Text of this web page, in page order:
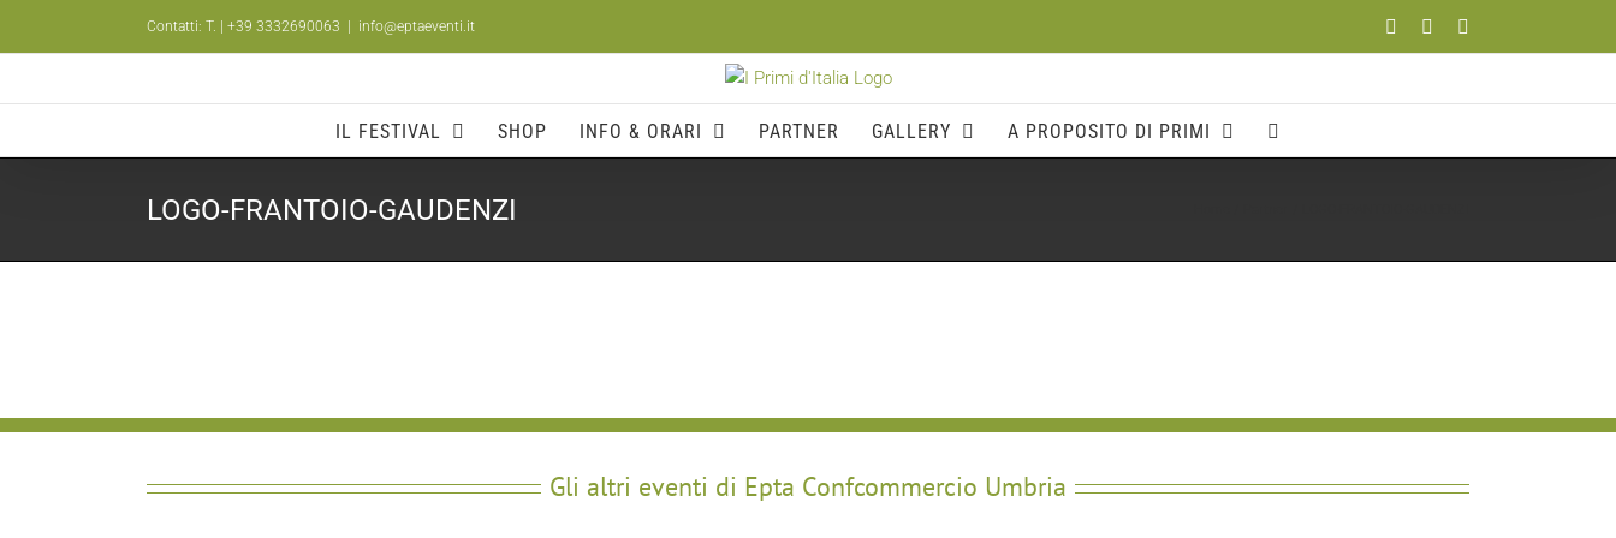
Contatti: T. | +39 3332690063 info@eptaeventi.it FacebookYouTube
IL FESTIVAL SHOP INFO & ORARI PARTNER GALLERY A PROPOSITO DI PRIMI
LOGO-FRANTOIO-GAUDENZI
Gli altri eventi di Epta Confcommercio Umbria